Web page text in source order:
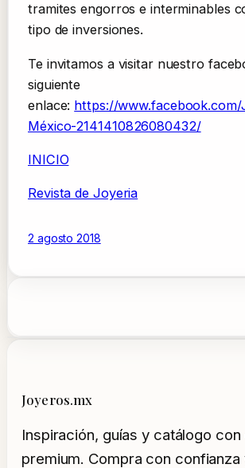
tramites engorros e interminables
tipo de inversiones.
Te invitamos a visitar nuestro
siguiente
enlace: https://
México-2141410826080432/
INICIO
Revista de Joyeria
2 agosto 2018
Joyeros.mx
Inspiración, guías y catálogo con
premium. Compra con confianza